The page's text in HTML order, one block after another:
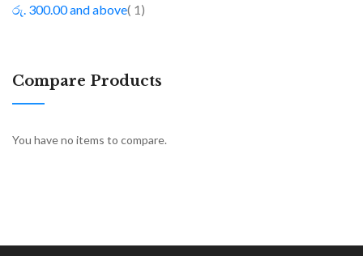
රු. 300.00and above 1item
Compare Products
You have no items to compare.